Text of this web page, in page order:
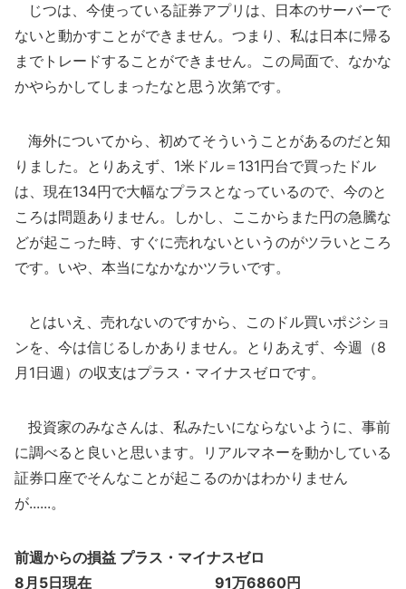
じつは、今使っている証券アプリは、日本のサーバーで
ないと動かすことができません。つまり、私は日本に帰る
までトレードすることができません。この局面で、なかな
かやらかしてしまったなと思う次第です。
海外についてから、初めてそういうことがあるのだと知
りました。とりあえず、1米ドル＝131円台で買ったドル
は、現在134円で大幅なプラスとなっているので、今のと
ころは問題ありません。しかし、ここからまた円の急騰な
どが起こった時、すぐに売れないというのがツラいところ
です。いや、本当になかなかツラいです。
とはいえ、売れないのですから、このドル買いポジショ
ンを、今は信じるしかありません。とりあえず、今週（8
月1日週）の収支はプラス・マイナスゼロです。
投資家のみなさんは、私みたいにならないように、事前
に調べると良いと思います。リアルマネーを動かしている
証券口座でそんなことが起こるのかはわかりません
が......。
前週からの損益 プラス・マイナスゼロ
8月5日現在 91万6860円